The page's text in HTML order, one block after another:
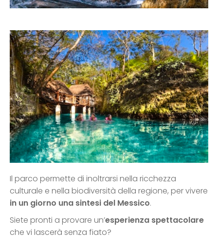
Il parco permette di inoltrarsi nella ricchezza
culturale e nella biodiversità della regione, per vivere
in un giorno una sintesi del Messico.
Siete pronti a provare un’esperienza spettacolare
che vi lascerà senza fiato?